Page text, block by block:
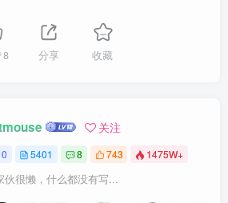
8 分享 收藏
关注
0 5401 8 743 1475W+
伙很懒，什么都没有写...